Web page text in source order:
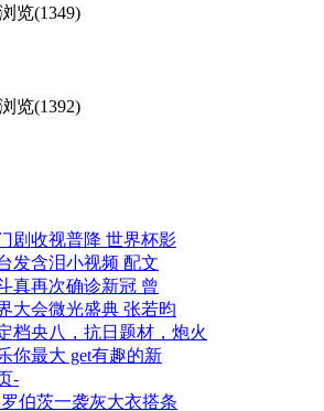
浏览(1349)
浏览(1392)
剧收视普降 世界杯影
发含泪小视频 配文
真再次确诊新冠 曾
大会微光盛典 张若昀
档央八，抗日题材，炮火
你最大 get有趣的新
-
伯茨一袭灰大衣搭条